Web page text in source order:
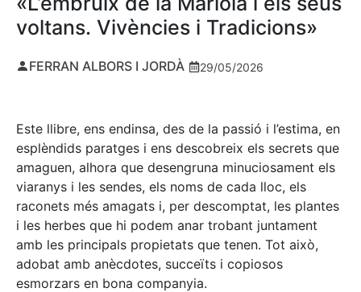
voltans. Vivències i Tradicions»
FERRAN ALBORS I JORDÀ 29/05/2026
Este llibre, ens endinsa, des de la passió i l’estima, en
esplèndids paratges i ens descobreix els secrets que
amaguen, alhora que desengruna minuciosament els
viaranys i les sendes, els noms de cada lloc, els
raconets més amagats i, per descomptat, les plantes
i les herbes que hi podem anar trobant juntament
amb les principals propietats que tenen. Tot això,
adobat amb anècdotes, succeïts i copiosos
esmorzars en bona companyia.